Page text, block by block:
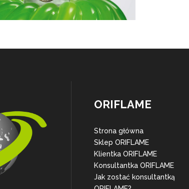
ORIFLAME
Strona główna
Sklep ORIFLAME
Klientka ORIFLAME
Konsultantka ORIFLAME
Jak zostać konsultantką